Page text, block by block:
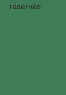
réservés